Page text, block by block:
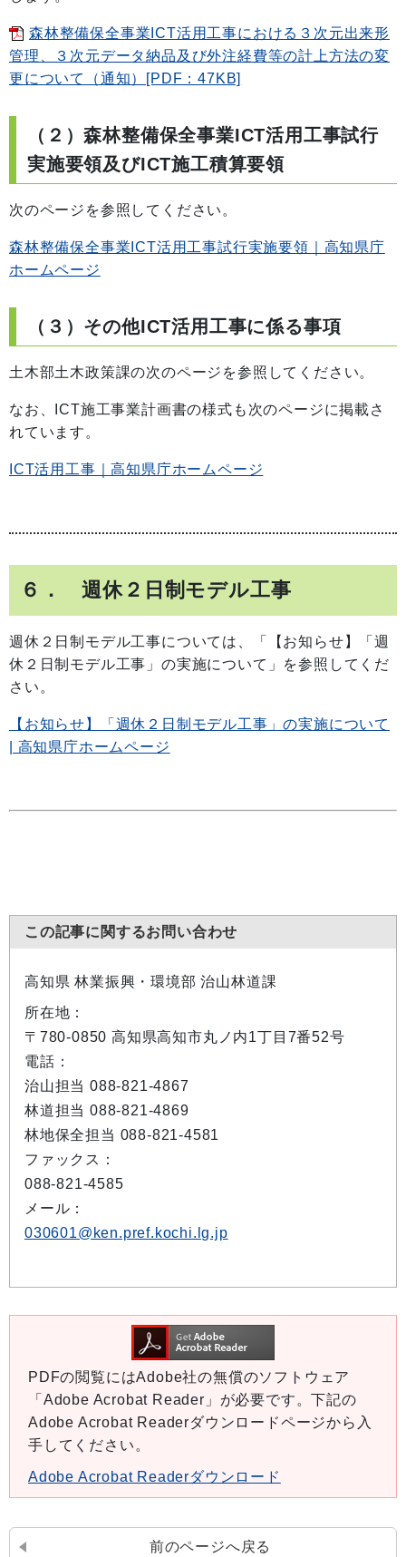
森林整備保全事業ICT活用工事における３次元出来形
管理、３次元データ納品及び外注経費等の計上方法の変
更について（通知）[PDF：47KB]
（２）森林整備保全事業ICT活用工事試行
実施要領及びICT施工積算要領
次のページを参照してください。
森林整備保全事業ICT活用工事試行実施要領｜高知県庁
ホームページ
（３）その他ICT活用工事に係る事項
土木部土木政策課の次のページを参照してください。
なお、ICT施工事業計画書の様式も次のページに掲載さ
れています。
ICT活用工事｜高知県庁ホームページ
６． 週休２日制モデル工事
週休２日制モデル工事については、「【お知らせ】「週
休２日制モデル工事」の実施について」を参照してくだ
さい。
【お知らせ】「週休２日制モデル工事」の実施について
| 高知県庁ホームページ
この記事に関するお問い合わせ
高知県 林業振興・環境部 治山林道課
所在地：
〒780-0850 高知県高知市丸ノ内1丁目7番52号
電話：
治山担当 088-821-4867
林道担当 088-821-4869
林地保全担当 088-821-4581
ファックス：
088-821-4585
メール：
030601@ken.pref.kochi.lg.jp
PDFの閲覧にはAdobe社の無償のソフトウェア
「Adobe Acrobat Reader」が必要です。下記の
Adobe Acrobat Readerダウンロードページから入
手してください。
Adobe Acrobat Readerダウンロード
前のページへ戻る